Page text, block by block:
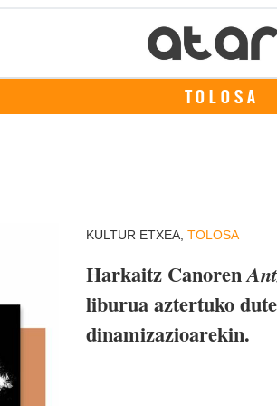
TOLOSA
KULTUR ETXEA, TOLOSA
Harkaitz Canoren
liburua aztertuko
dinamizazioarekin.